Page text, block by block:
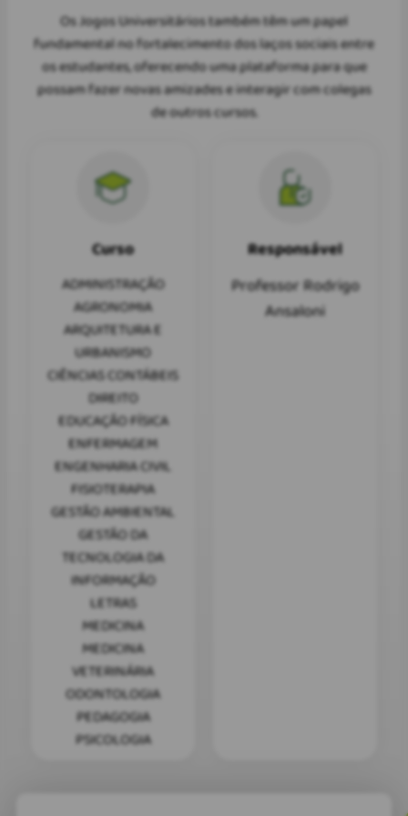
Os Jogos Universitários também têm um papel
fundamental no fortalecimento dos laços sociais entre
os estudantes, oferecendo uma plataforma para que
possam fazer novas amizades e interagir com colegas
de outros cursos.
Curso
ADMINISTRAÇÃO
AGRONOMIA
ARQUITETURA E
URBANISMO
CIÊNCIAS CONTÁBEIS
DIREITO
EDUCAÇÃO FÍSICA
ENFERMAGEM
ENGENHARIA CIVIL
FISIOTERAPIA
GESTÃO AMBIENTAL
GESTÃO DA
TECNOLOGIA DA
INFORMAÇÃO
LETRAS
MEDICINA
MEDICINA
VETERINÁRIA
ODONTOLOGIA
PEDAGOGIA
PSICOLOGIA
Responsável
Professor Rodrigo
Ansaloni